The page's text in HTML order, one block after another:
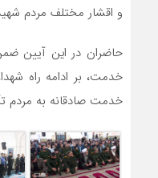
و اقشار مختلف مردم
حاضران در این آیین
خدمت، بر ادامه راه
خدمت صادقانه به مردم